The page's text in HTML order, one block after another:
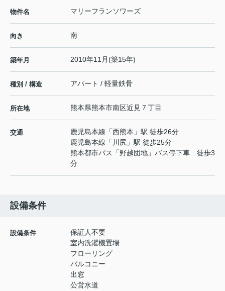
物件名 マリーフランソワーズ
向き 南
築年月 2010年11月(築15年)
種別 / 構造 アパート / 軽量鉄骨
所在地 熊本県熊本市南区近見 ７丁目
交通 鹿児島本線 「西熊本 」駅 徒歩26分
鹿児島本線 「 川尻 」駅 徒歩25分
熊本都市バス「野越団地」バス停下車 徒歩3
分
設備条件
設備条件
保証人不要
室内洗濯機置場
フローリング
バルコニー
出窓
公営水道